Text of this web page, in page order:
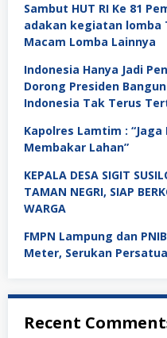
Sambut HUT RI Ke 81
adakan kegiatan lomba
Macam Lomba Lainnya
Indonesia Hanya Jadi
Dorong Presiden
Indonesia Tak Terus
Kapolres Lamtim :
Membakar Lahan”
KEPALA DESA SIGIT
TAMAN NEGRI, SIAP
WARGA
FMPN Lampung dan
Meter, Serukan
Recent